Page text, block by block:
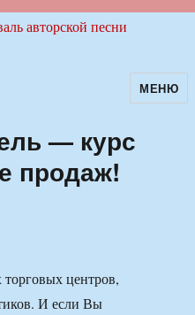
авторскойМЕНЮ
— курс
продаж!
центров,
И если Вы